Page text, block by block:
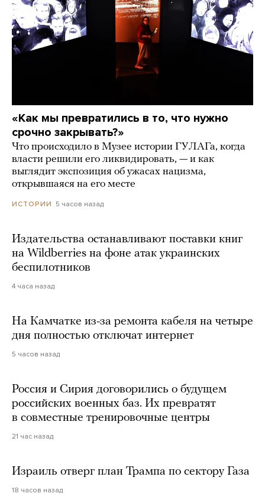
«Как мы превратились в то, что нужно
срочно закрывать?»
Что происходило в Музее истории ГУЛАГа, когда
власти решили его ликвидировать, — и как
выглядит экспозиция об ужасах нацизма,
открывшаяся на его месте
ИСТОРИИ 5 часов назад
Издательства останавливают поставки книг
на Wildberries на фоне атак украинских
беспилотников
4 часа назад
На Камчатке из-за ремонта кабеля на четыре
дня полностью отключат интернет
5 часов назад
Россия и Сирия договорились о будущем
российских военных баз. Их превратят
в совместные тренировочные центры
21 час назад
Израиль отверг план Трампа по сектору Газа
18 часов назад